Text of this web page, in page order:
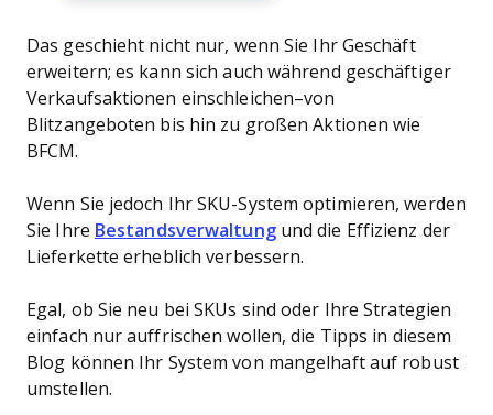
Das geschieht nicht nur, wenn Sie Ihr Geschäft
erweitern; es kann sich auch während geschäftiger
Verkaufsaktionen einschleichen–von
Blitzangeboten bis hin zu großen Aktionen wie
BFCM.
Wenn Sie jedoch Ihr SKU-System optimieren, werden
Sie Ihre Bestandsverwaltungund die Effizienz der
Lieferkette erheblich verbessern.
Egal, ob Sie neu bei SKUs sind oder Ihre Strategien
einfach nur auffrischen wollen, die Tipps in diesem
Blog können Ihr System von mangelhaft auf robust
umstellen.